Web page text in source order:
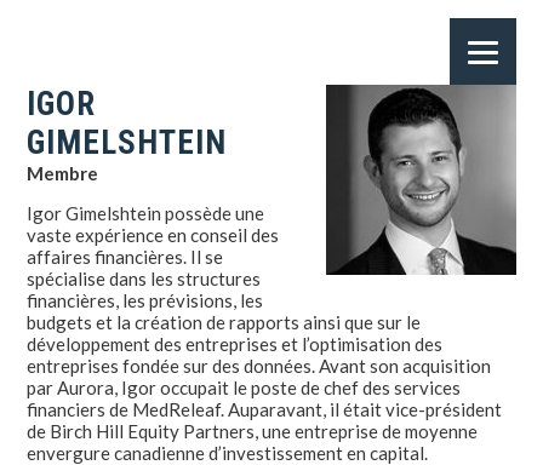
IGOR
GIMELSHTEIN
Membre
Igor Gimelshtein possède une
vaste expérience en conseil des
affaires financières. Il se
spécialise dans les structures
financières, les prévisions, les
budgets et la création de rapports ainsi que sur le
développement des entreprises et l’optimisation des
entreprises fondée sur des données. Avant son acquisition
par Aurora, Igor occupait le poste de chef des services
financiers de MedReleaf. Auparavant, il était vice-président
de Birch Hill Equity Partners, une entreprise de moyenne
envergure canadienne d’investissement en capital.